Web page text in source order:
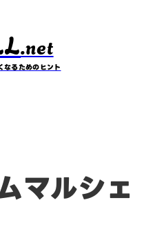
.net
なるためのヒント
マルシェ